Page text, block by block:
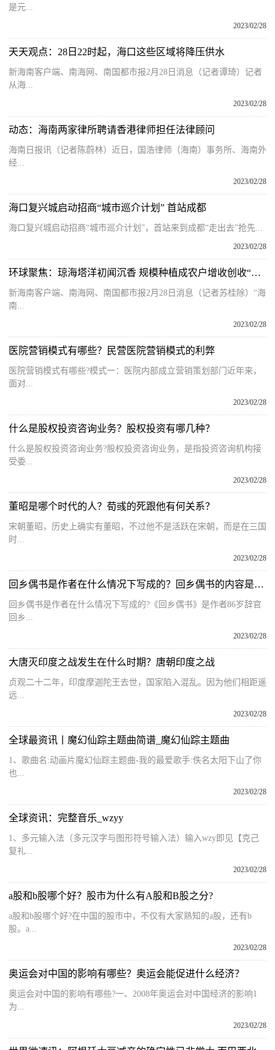
是元...
2023/02/28
天天观点：28日22时起，海口这些区域将降压供水
新海南客户端、南海网、南国都市报2月28日消息（记者谭琦）记者
从海...
2023/02/28
动态：海南两家律所聘请香港律师担任法律顾问
海南日报讯（记者陈蔚林）近日，国浩律师（海南）事务所、海南外
经...
2023/02/28
海口复兴城启动招商“城市巡介计划” 首站成都
海口复兴城启动招商“城市巡介计划”，首站来到成都“走出去”抢先...
2023/02/28
环球聚焦：琼海塔洋初闻沉香 规模种植成农户增收创收“致富树”
新海南客户端、南海网、南国都市报2月28日消息（记者苏桂除）“海
南...
2023/02/28
医院营销模式有哪些？民营医院营销模式的利弊
医院营销模式有哪些?模式一：医院内部成立营销策划部门近年来，
面对...
2023/02/28
什么是股权投资咨询业务？股权投资有哪几种？
什么是股权投资咨询业务?股权投资咨询业务，是指投资咨询机构接
受委...
2023/02/28
董昭是哪个时代的人？荀彧的死跟他有何关系？
宋朝董昭，历史上确实有董昭，不过他不是活跃在宋朝，而是在三国
时...
2023/02/28
回乡偶书是作者在什么情况下写成的？回乡偶书的内容是什么？
回乡偶书是作者在什么情况下写成的?《回乡偶书》是作者86岁辞官
回乡...
2023/02/28
大唐灭印度之战发生在什么时期？唐朝印度之战
贞观二十二年，印度摩迦陀王去世，国家陷入混乱。因为他们相距遥
远...
2023/02/28
全球最资讯丨魔幻仙踪主题曲简谱_魔幻仙踪主题曲
1、歌曲名:动画片魔幻仙踪主题曲-我的最爱歌手:佚名太阳下山了你
也...
2023/02/28
全球资讯：完整音乐_wzyy
1、多元输入法（多元汉字与图形符号输入法）输入wzy即见【克己
复礼...
2023/02/28
a股和b股哪个好？股市为什么有A股和B股之分?
a股和b股哪个好?在中国的股市中，不仅有大家熟知的a股，还有b
股。a...
2023/02/28
奥运会对中国的影响有哪些？奥运会能促进什么经济？
奥运会对中国的影响有哪些?一、2008年奥运会对中国经济的影响1
为...
2023/02/28